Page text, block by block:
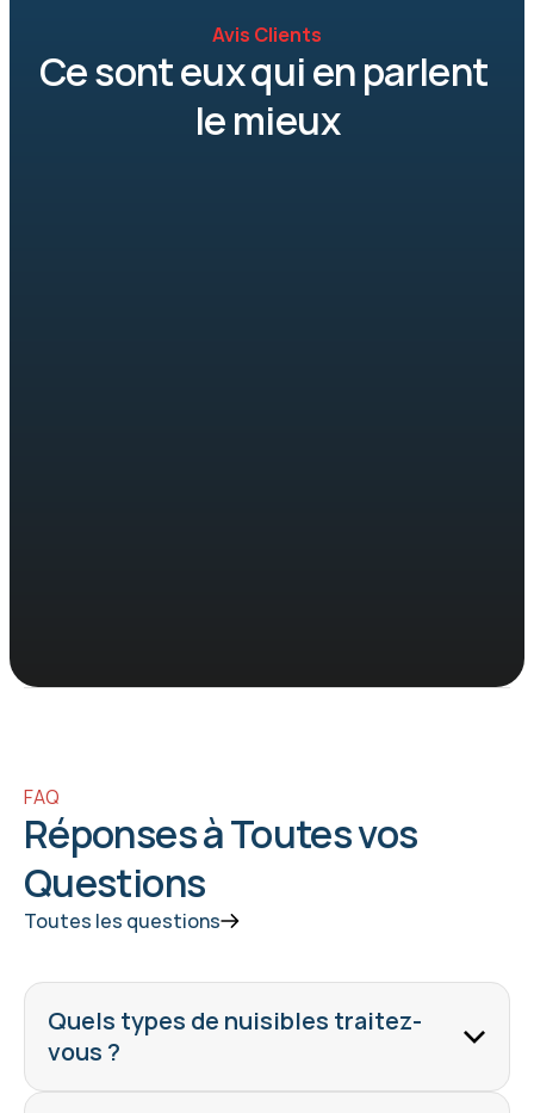
Avis Clients
Ce sont eux qui en parlent
le mieux
FAQ
Réponses à Toutes vos
Questions
Toutes les questions
Quels types de nuisibles traitez-
vous ?